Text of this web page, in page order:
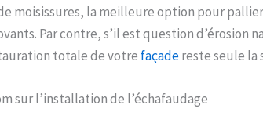
moisissures, la meilleure option pour
Par contre, s’il est question d’érosion
totale de votre façadereste seule la
sur l’installation de l’échafaudage